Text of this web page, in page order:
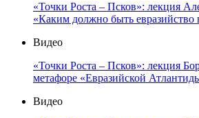
«Точки Роста – Псков»: лекция
«Каким должно быть евразийство
Видео
«Точки Роста – Псков»: лекция
метафоре «Евразийской
Видео